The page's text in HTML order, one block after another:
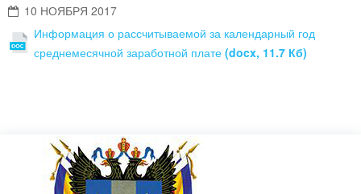
10 НОЯБРЯ 2017
Информация о рассчитываемой за календарный год
среднемесячной заработной плате (docx, 11.7 Кб)